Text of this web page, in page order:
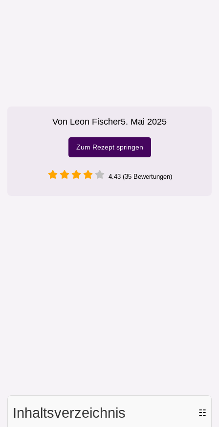
Von Leon Fischer5. Mai 2025
Zum Rezept springen
4.43 (35 Bewertungen)
Inhaltsverzeichnis ☷